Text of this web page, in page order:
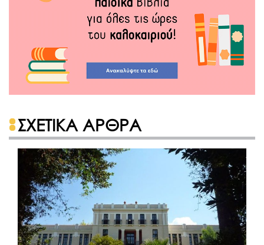
ΣΧΕΤΙΚΑ ΑΡΘΡΑ